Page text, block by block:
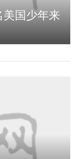
美国少年来